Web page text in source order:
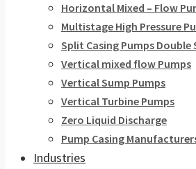
Horizontal Mixed – Flow
Multistage High Pressure
Split Casing Pumps Double
Vertical mixed flow Pumps
Vertical Sump Pumps
Vertical Turbine Pumps
Zero Liquid Discharge
Pump Casing
Industries